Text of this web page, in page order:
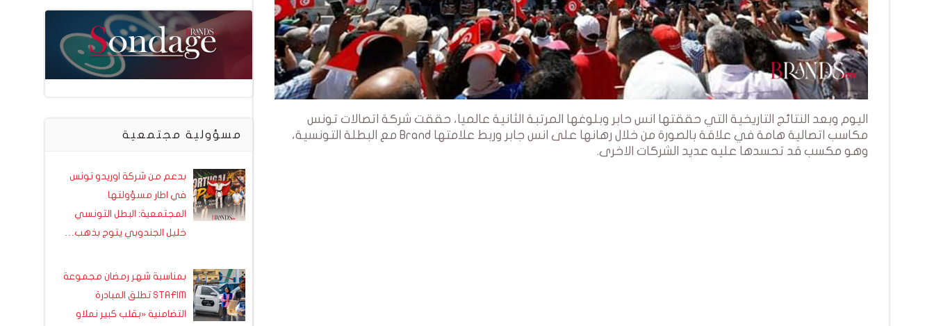
اليوم وبعد النتائج التاريخية التي حققتها انس حابر وبلوغها المرتبة الثانية عالميا، حققت شركة اتصالات تونس
مكاسب اتصالية هامة في علاقة بالصورة من خلال رهانها على انس جابر وربط علامتها Brand مع البطلة التونسية،
وهو مكسب قد تحسدها عليه عديد الشركات الاخرى.
مسؤولية مجتمعية
بدعم من شركة اوريدو تونس
في اطار مسؤولتها
المجتمعية: البطل التونسي
خليل الجندوبي يتوج بذهب…
بمناسبة شهر رمضان مجموعة
STAFIM تطلق المبادرة
التضامنية «بقلب كبير نملاو